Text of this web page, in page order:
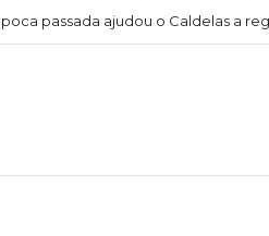
passada ajudou o Caldelas a